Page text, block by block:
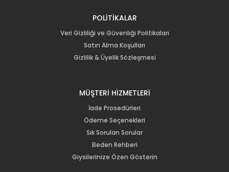
POLİTİKALAR
Veri Gizliliği ve Güvenliği Politikaları
Satın Alma Koşulları
Gizlilik & Üyelik Sözleşmesi
MÜŞTERİ HİZMETLERİ
İade Prosedürleri
Ödeme Seçenekleri
Sık Sorulan Sorular
Beden Rehberi
Giysilerinize Özen Gösterin